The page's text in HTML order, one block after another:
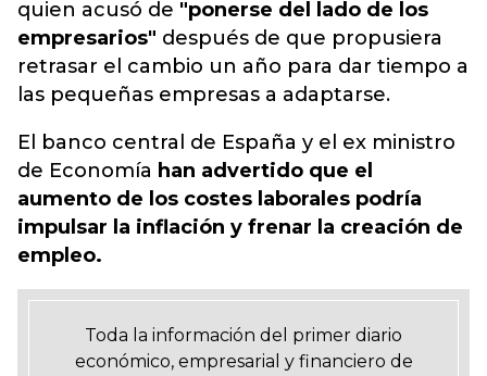
quien acusó de "ponerse del lado de los
empresarios" después de que propusiera
retrasar el cambio un año para dar tiempo a
las pequeñas empresas a adaptarse.
El banco central de España y el ex ministro
de Economía han advertido que el
aumento de los costes laborales podría
impulsar la inflación y frenar la creación de
empleo.
Toda la información del primer diario
económico, empresarial y financiero de